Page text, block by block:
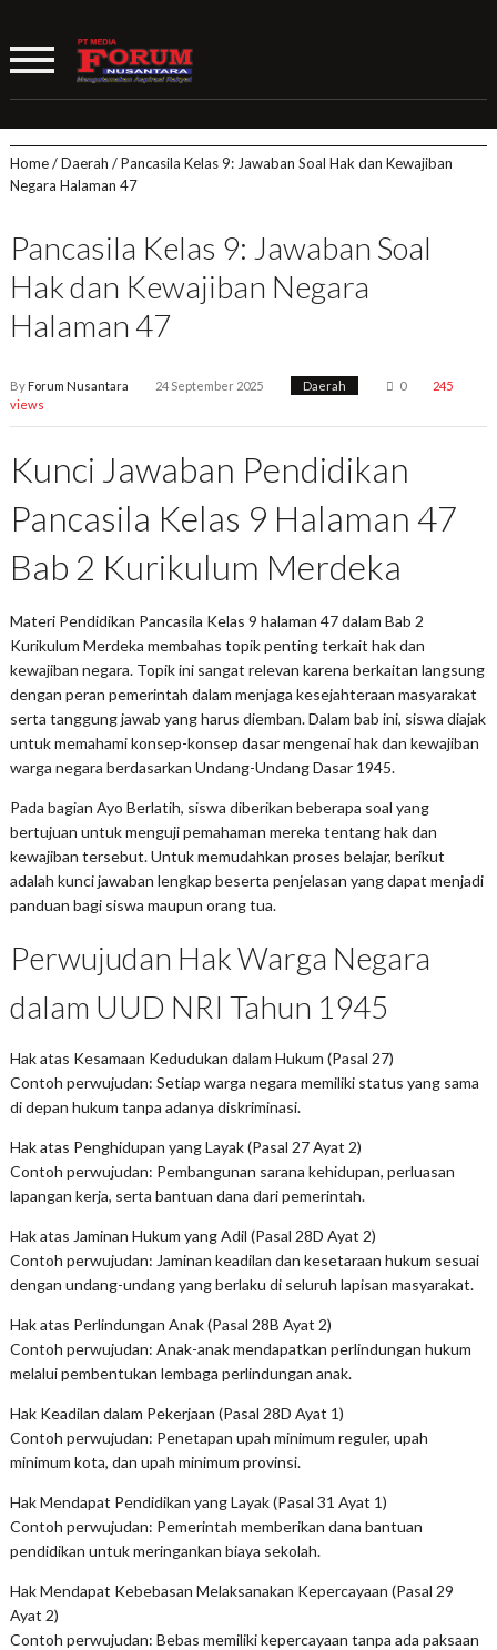
Home/Daerah /Pancasila Kelas 9: Jawaban Soal Hak dan Kewajiban
Negara Halaman 47
Pancasila Kelas 9: Jawaban Soal
Hak dan Kewajiban Negara
Halaman 47
ByForum Nusantara 24 September 2025 Daerah 0
245
views
Kunci Jawaban Pendidikan
Pancasila Kelas 9 Halaman 47
Bab 2 Kurikulum Merdeka
Materi Pendidikan Pancasila Kelas 9 halaman 47 dalam Bab 2
Kurikulum Merdeka membahas topik penting terkait hak dan
kewajiban negara. Topik ini sangat relevan karena berkaitan langsung
dengan peran pemerintah dalam menjaga kesejahteraan masyarakat
serta tanggung jawab yang harus diemban. Dalam bab ini, siswa diajak
untuk memahami konsep-konsep dasar mengenai hak dan kewajiban
warga negara berdasarkan Undang-Undang Dasar 1945.
Pada bagian Ayo Berlatih, siswa diberikan beberapa soal yang
bertujuan untuk menguji pemahaman mereka tentang hak dan
kewajiban tersebut. Untuk memudahkan proses belajar, berikut
adalah kunci jawaban lengkap beserta penjelasan yang dapat menjadi
panduan bagi siswa maupun orang tua.
Perwujudan Hak Warga Negara
dalam UUD NRI Tahun 1945
Hak atas Kesamaan Kedudukan dalam Hukum (Pasal 27)
Contoh perwujudan: Setiap warga negara memiliki status yang sama
di depan hukum tanpa adanya diskriminasi.
Hak atas Penghidupan yang Layak (Pasal 27 Ayat 2)
Contoh perwujudan: Pembangunan sarana kehidupan, perluasan
lapangan kerja, serta bantuan dana dari pemerintah.
Hak atas Jaminan Hukum yang Adil (Pasal 28D Ayat 2)
Contoh perwujudan: Jaminan keadilan dan kesetaraan hukum sesuai
dengan undang-undang yang berlaku di seluruh lapisan masyarakat.
Hak atas Perlindungan Anak (Pasal 28B Ayat 2)
Contoh perwujudan: Anak-anak mendapatkan perlindungan hukum
melalui pembentukan lembaga perlindungan anak.
Hak Keadilan dalam Pekerjaan (Pasal 28D Ayat 1)
Contoh perwujudan: Penetapan upah minimum reguler, upah
minimum kota, dan upah minimum provinsi.
Hak Mendapat Pendidikan yang Layak (Pasal 31 Ayat 1)
Contoh perwujudan: Pemerintah memberikan dana bantuan
pendidikan untuk meringankan biaya sekolah.
Hak Mendapat Kebebasan Melaksanakan Kepercayaan (Pasal 29
Ayat 2)
Contoh perwujudan: Bebas memiliki kepercayaan tanpa ada paksaan